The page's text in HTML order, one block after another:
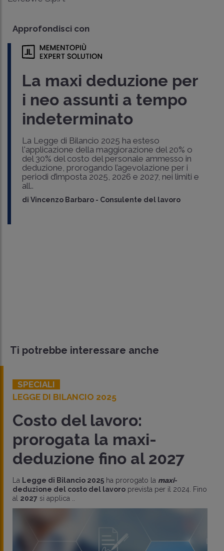
Approfondisci con
La maxi deduzione per
i neo assunti a tempo
indeterminato
La Legge di Bilancio 2025 ha esteso
l'applicazione della maggiorazione del 20% o
del 30% del costo del personale ammesso in
deduzione, prorogando l’agevolazione per i
periodi d’imposta 2025, 2026 e 2027, nei limiti e
all..
di Vincenzo Barbaro - Consulente del lavoro
Ti potrebbe interessare anche
SPECIALI
LEGGE DI BILANCIO 2025
Costo del lavoro:
prorogata la maxi-
deduzione fino al 2027
La Legge di Bilancio 2025 ha prorogato la maxi-
deduzione del costo del lavoro prevista per il 2024. Fino
al 2027 si applica ..